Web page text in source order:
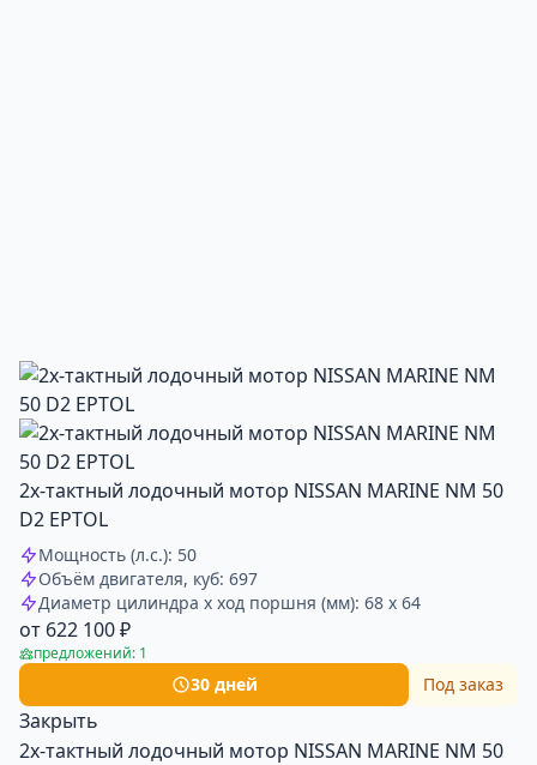
2х-тактный лодочный мотор NISSAN MARINE NM 50
D2 EPTOL
Мощность (л.с.): 50
Объём двигателя, куб: 697
Диаметр цилиндра x ход поршня (мм): 68 x 64
от 622 100 ₽
предложений: 1
30 дней Под заказ
Закрыть
2х-тактный лодочный мотор NISSAN MARINE NM 50